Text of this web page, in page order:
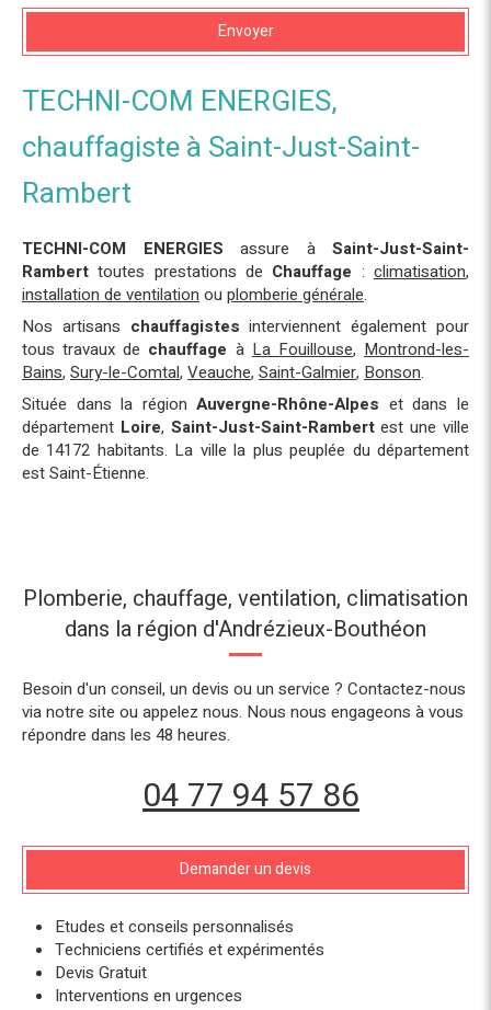
Envoyer
TECHNI-COM ENERGIES,
chauffagiste à Saint-Just-Saint-
Rambert
TECHNI-COM ENERGIES assure à Saint-Just-Saint-
Rambert toutes prestations de Chauffage :climatisation,
installation de ventilation ou plomberie générale.
Nos artisans chauffagistes interviennent également pour
tous travaux de chauffage à La Fouillouse, Montrond-les-
Bains, Sury-le-Comtal, Veauche, Saint-Galmier, Bonson.
Située dans la régionAuvergne-Rhône-Alpes et dans le
département Loire, Saint-Just-Saint-Rambertest une ville
de 14172 habitants. La ville la plus peuplée du département
est Saint-Étienne.
Plomberie, chauffage, ventilation, climatisation
dans la région d'Andrézieux-Bouthéon
Besoin d'un conseil, un devis ou un service ? Contactez-nous
via notre site ou appelez nous. Nous nous engageons à vous
répondre dans les 48 heures.
04 77 94 57 86
Demander un devis
Etudes et conseils personnalisés
Techniciens certifiés et expérimentés
Devis Gratuit
Interventions en urgences